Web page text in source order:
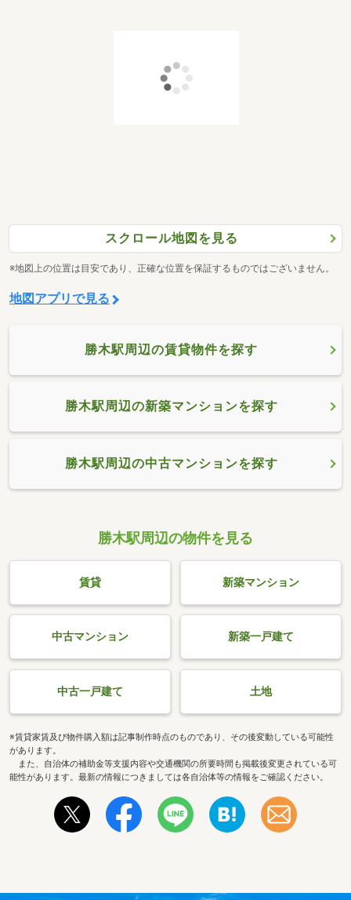
スクロール地図を見る
※地図上の位置は目安であり、正確な位置を保証するものではございません。
地図アプリで見る
勝木駅周辺の賃貸物件を探す
勝木駅周辺の新築マンションを探す
勝木駅周辺の中古マンションを探す
勝木駅周辺の物件を見る
賃貸 新築マンション
中古マンション 新築一戸建て
中古一戸建て 土地
※賃貸家賃及び物件購入額は記事制作時点のものであり、その後変動している可能性
があります。
また、自治体の補助金等支援内容や交通機関の所要時間も掲載後変更されている可
能性があります。最新の情報につきましては各自治体等の情報をご確認ください。